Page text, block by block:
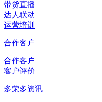
带货直播
达人联动
运营培训
合作客户
合作客户
客户评价
多荣多资讯